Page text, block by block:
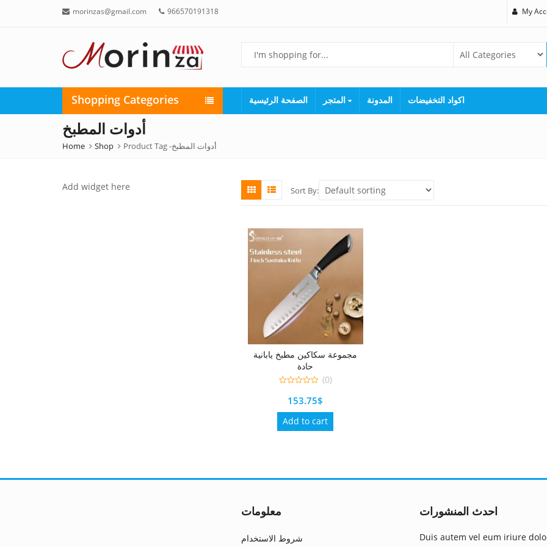
morinzas@gmail.com 966570191318 My
Shopping Categories الصفحة الرئيسية المتجر المدونة اكواد التخفيضات
أدوات المطبخ
Home Shop Product Tag -أدوات المطبخ
Sort By:
مجموعة سكاكين مطبخ يابانية
حادة
out
5
(0)
153.75$
Add to cart
Add widget here
معلومات
شروط الاستخدام
احدث المنشورات
Duis autem vel eum iriure